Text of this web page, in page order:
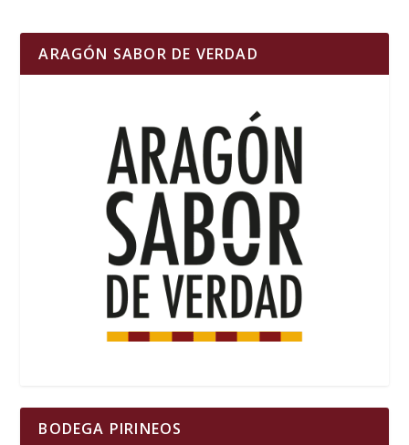
ARAGÓN SABOR DE VERDAD
BODEGA PIRINEOS